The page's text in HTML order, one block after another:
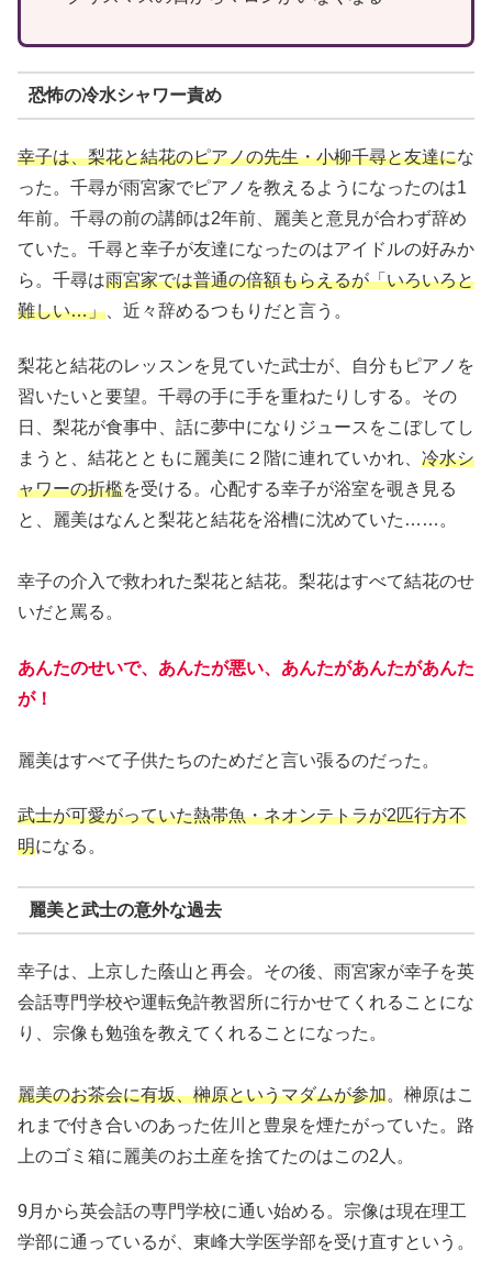
恐怖の冷水シャワー責め
幸子は、梨花と結花のピアノの先生・小柳千尋と友達にな
った。千尋が雨宮家でピアノを教えるようになったのは1
年前。千尋の前の講師は2年前、麗美と意見が合わず辞め
ていた。千尋と幸子が友達になったのはアイドルの好みか
ら。千尋は雨宮家では普通の倍額もらえるが「いろいろと
難しい…」 、近々辞めるつもりだと言う。
梨花と結花のレッスンを見ていた武士が、自分もピアノを
習いたいと要望。千尋の手に手を重ねたりしする。その
日、梨花が食事中、話に夢中になりジュースをこぼしてし
まうと、結花とともに麗美に２階に連れていかれ、 冷水シ
ャワーの折檻を受ける。心配する幸子が浴室を覗き見る
と、麗美はなんと梨花と結花を浴槽に沈めていた……。
幸子の介入で救われた梨花と結花。梨花はすべて結花のせ
いだと罵る。
あんたのせいで、あんたが悪い、あんたがあんたがあんた
が！
麗美はすべて子供たちのためだと言い張るのだった。
武士が可愛がっていた熱帯魚・ネオンテトラが2匹行方不
明になる。
麗美と武士の意外な過去
幸子は、上京した蔭山と再会。その後、雨宮家が幸子を英
会話専門学校や運転免許教習所に行かせてくれることにな
り、宗像も勉強を教えてくれることになった。
麗美のお茶会に有坂、榊原というマダムが参加。榊原はこ
れまで付き合いのあった佐川と豊泉を煙たがっていた。路
上のゴミ箱に麗美のお土産を捨てたのはこの2人。
9月から英会話の専門学校に通い始める。宗像は現在理工
学部に通っているが、東峰大学医学部を受け直すという。